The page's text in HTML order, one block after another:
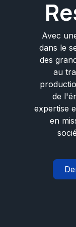
Avec
dans le
des
au
de
expertise
en